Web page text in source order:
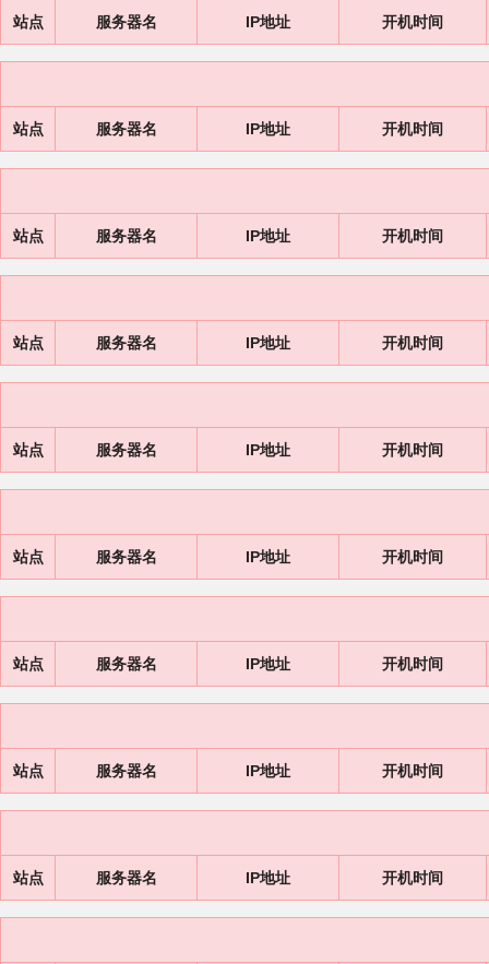
站点 服务器名 IP地址 开机时间
站点 服务器名 IP地址 开机时间
站点 服务器名 IP地址 开机时间
站点 服务器名 IP地址 开机时间
站点 服务器名 IP地址 开机时间
站点 服务器名 IP地址 开机时间
站点 服务器名 IP地址 开机时间
站点 服务器名 IP地址 开机时间
站点 服务器名 IP地址 开机时间